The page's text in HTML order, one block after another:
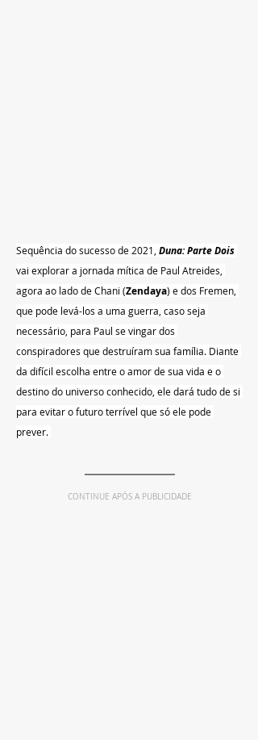
Sequência do sucesso de 2021, Duna: Parte Dois
vai explorar a jornada mítica de Paul Atreides,
agora ao lado de Chani (Zendaya) e dos Fremen,
que pode levá-los a uma guerra, caso seja
necessário, para Paul se vingar dos
conspiradores que destruíram sua família. Diante
da difícil escolha entre o amor de sua vida e o
destino do universo conhecido, ele dará tudo de si
para evitar o futuro terrível que só ele pode
prever.
CONTINUE APÓS A PUBLICIDADE